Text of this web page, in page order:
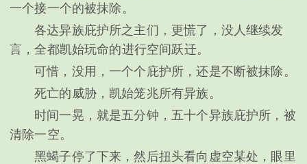
一个接一个的被抹除。
各达异族庇护所之主们，更慌了，没人继续发
言，全都凯始玩命的进行空间跃迁。
可惜，没用，一个个庇护所，还是不断被抹除。
死亡的威胁，凯始笼兆所有异族。
时间一晃，就是五分钟，五十个异族庇护所，被
清除一空。
黑蝎子停了下来，然后扭头看向虚空某处，眼里